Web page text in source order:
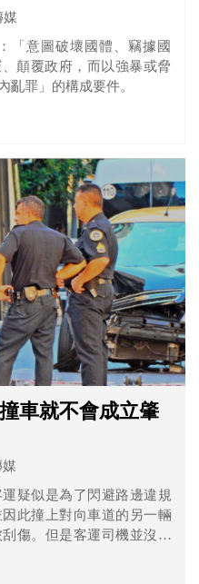
媒
「意圖破壞國體、竊據國
顛覆政府，而以強暴或脅
亂罪」的構成要件。
車就不會成立肇
疑似是為了閃避路邊違規
此撞上對向車道的另一輛
傷。但是客運司機並沒有
得有撞到車。客車司機會